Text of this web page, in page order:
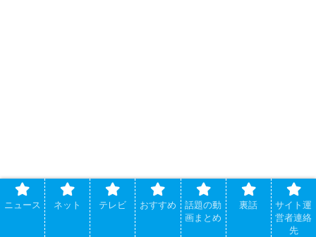
ニュース ネット テレビ おすすめ
話題の動
画まとめ
裏話
サイト運
営者連絡
先